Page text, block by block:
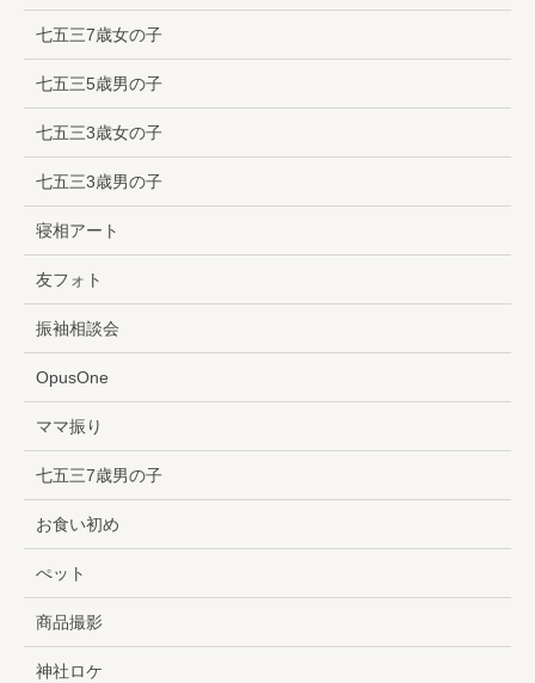
七五三7歳女の子
七五三5歳男の子
七五三3歳女の子
七五三3歳男の子
寝相アート
友フォト
振袖相談会
OpusOne
ママ振り
七五三7歳男の子
お食い初め
ぺット
商品撮影
神社ロケ